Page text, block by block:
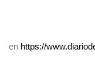
en https://